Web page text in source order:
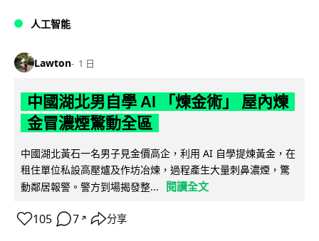
人工智能
Lawton 1 日
中國湖北男自學 AI 「煉金術」 屋內煉
金冒濃煙驚動全區
中國湖北黃石一名男子見金價高企，利用 AI 自學提煉黃金，在
租住單位私設高壓爐及作坊冶煉，過程產生大量刺鼻濃煙，驚
動鄰居報警。警方到場揭發整...
閱讀全文
105 7 ↗ 分享